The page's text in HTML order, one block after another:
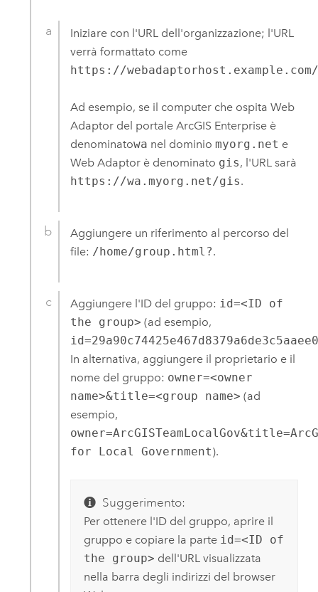
Iniziare con l'URL dell'organizzazione; l'URL
verrà formattato come
https://webadaptorhost.example.com/
Ad esempio, se il computer che ospita Web
Adaptor del portaleArcGIS Enterprise è
denominatowa nel dominiomyorg.net e
Web Adaptor è denominato gis, l'URL sarà
https://wa.myorg.net/gis.
Aggiungere un riferimento al percorso del
file: /home/group.html?.
Aggiungere l'ID del gruppo: id=<ID of
the group> (ad esempio,
In alternativa, aggiungere il proprietario e il
nome del gruppo: owner=<owner
name>&title=<group name> (ad
esempio,
for Local Government).
Suggerimento:
Per ottenere l'ID del gruppo, aprire il
gruppo e copiare la parte id=<ID of
the group> dell'URL visualizzata
nella barra degli indirizzi del browser